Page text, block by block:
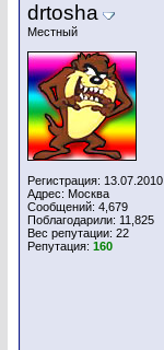
drtosha
Местный
Регистрация: 13.07.2010
Адрес: Москва
Сообщений: 4,679
Поблагодарили: 11,825
Вес репутации: 22
Репутация: 160